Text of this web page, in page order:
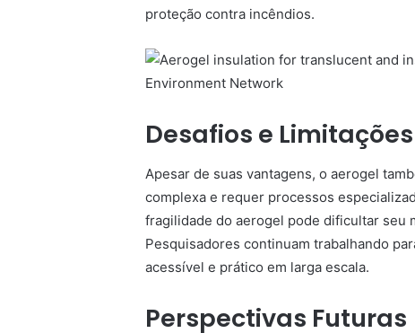
proteção contra incêndios.
Desafios e Limitações
Apesar de suas vantagens, o aerogel
complexa e requer processos
fragilidade do aerogel pode dificultar seu
Pesquisadores continuam trabalhando
acessível e prático em larga escala.
Perspectivas Futuras